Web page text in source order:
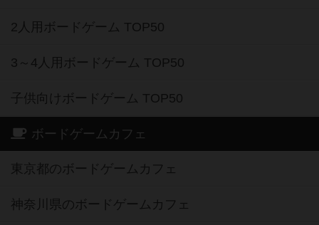
2人用ボードゲーム TOP50
3～4人用ボードゲーム TOP50
子供向けボードゲーム TOP50
ボードゲームカフェ
東京都のボードゲームカフェ
神奈川県のボードゲームカフェ